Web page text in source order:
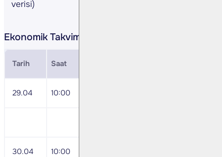
verisi)
Ekonomik Takvim
Tarih Saat
29.04 10:00
30.04 10:00